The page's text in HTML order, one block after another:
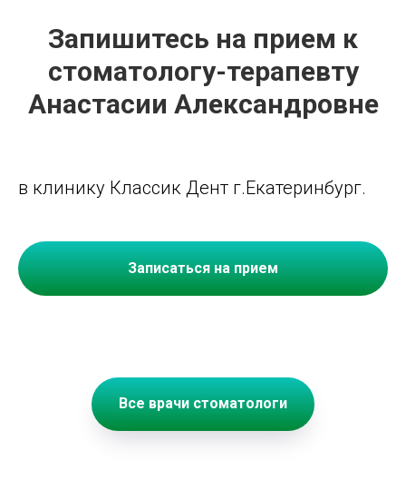
Запишитесь на прием к
стоматологу-терапевту
Анастасии Александровне
в клинику Классик Дент г.Екатеринбург.
Записаться на прием
Все врачи стоматологи